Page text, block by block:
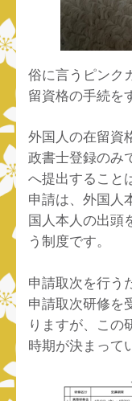
俗に言うピンク
留資格の手続を
外国人の在留資
政書士登録のみ
へ提出すること
申請は、外国人
国人本人の出頭
う制度です。
申請取次を行う
申請取次研修を
りますが、こ
時期が決まって